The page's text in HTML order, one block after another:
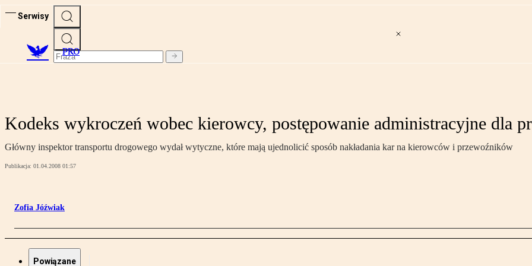
Serwisy
PRO
Kodeks wykroczeń wobec kierowcy, postępowanie administracyjne dla
Główny inspektor transportu drogowego wydał wytyczne, które mają ujednolicić sposób nakładania kar na kierowców i przewoźników
Publikacja: 01.04.2008 01:57
Zofia Jóźwiak
Powiązane